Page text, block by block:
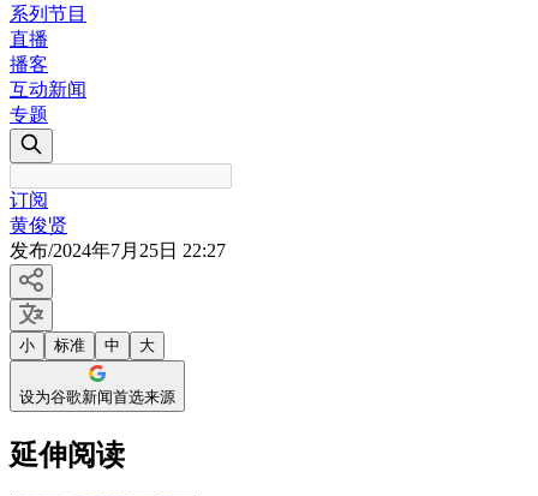
系列节目
直播
播客
互动新闻
专题
订阅
黄俊贤
发布/2024年7月25日 22:27
小 标准 中 大
设为谷歌新闻首选来源
延伸阅读